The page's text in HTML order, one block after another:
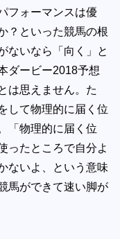
フォーマンスは優
？といった競馬の根
ないなら「向く」と
ダービー2018予想
は思えません。た
して物理的に届く位
「物理的に届く位
ったところで自分よ
ないよ、という意味
馬ができて速い脚が